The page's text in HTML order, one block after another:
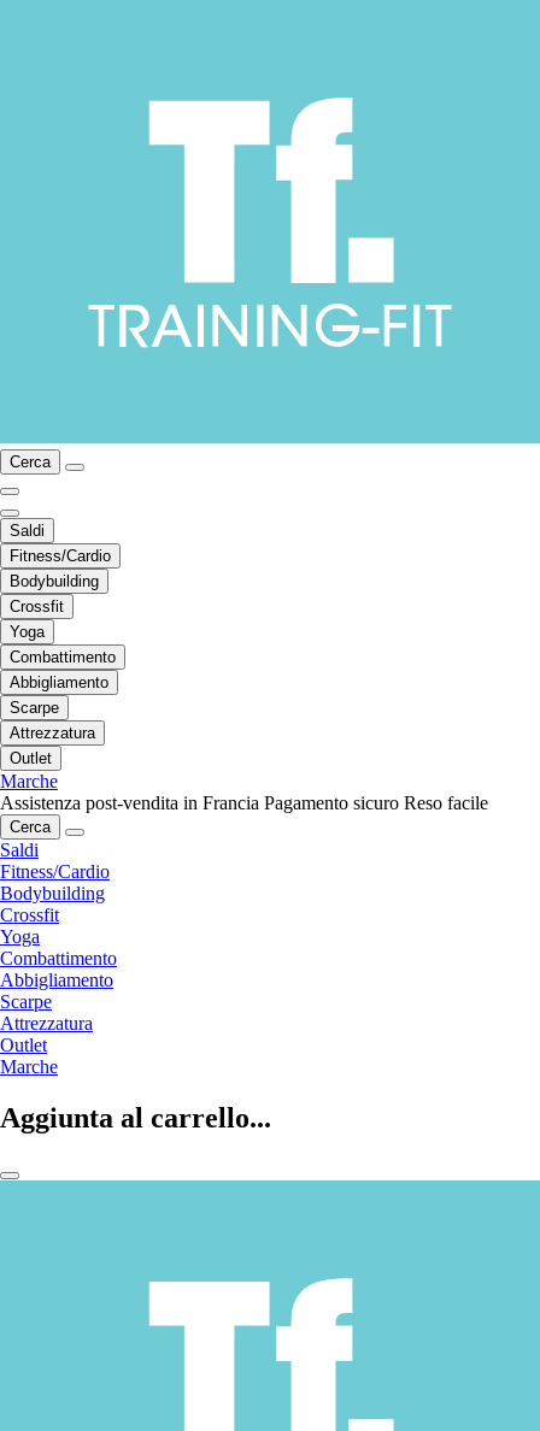
Cerca
Saldi
Fitness/Cardio
Bodybuilding
Crossfit
Yoga
Combattimento
Abbigliamento
Scarpe
Attrezzatura
Outlet
Marche
Assistenza post-vendita in Francia Pagamento sicuro Reso facile
Cerca
Saldi
Fitness/Cardio
Bodybuilding
Crossfit
Yoga
Combattimento
Abbigliamento
Scarpe
Attrezzatura
Outlet
Marche
Aggiunta al carrello...